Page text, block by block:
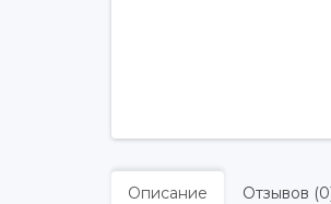
Описание Отзывов